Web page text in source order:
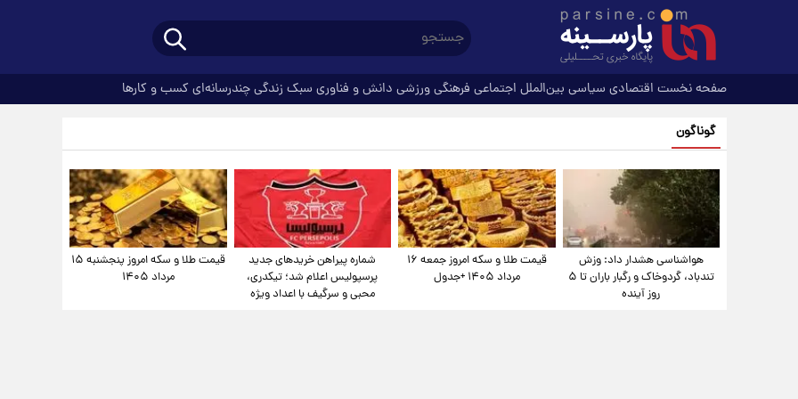
صفحه نخست اقتصادی سیاسی بین‌الملل اجتماعی فرهنگیورزشی دانش و فناوری سبک زندگیچندرسانه‌ای کسب و کارها
گوناگون
هواشناسی هشدار داد: وزش
تندباد، گردوخاک و رگبار باران تا ۵
روز آینده
قیمت طلا و سکه امروز جمعه ۱۶
مرداد ۱۴۰۵ +جدول
شماره پیراهن خریدهای جدید
پرسپولیس اعلام شد؛ تیکدری،
محبی و سرگیف با اعداد ویژه
قیمت طلا و سکه امروز پنجشنبه ۱۵
مرداد ۱۴۰۵